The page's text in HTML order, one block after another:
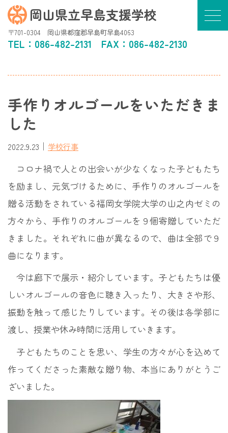
岡山県立早島支援学校
〒701-0304 岡山県都窪郡早島町早島4063
TEL： 086-482-2131 FAX：086-482-2130
手作りオルゴールをいただきま
した
2022.9.23 ｜ 学校行事
コロナ禍で人との出会いが少なくなった子どもたち
を励まし、元気づけるために、手作りのオルゴールを
贈る活動をされている福岡女学院大学の山之内ゼミの
方々から、手作りのオルゴールを９個寄贈していただ
きました。それぞれに曲が異なるので、曲は全部で９
曲になります。
今は廊下で展示・紹介しています。子どもたちは優
しいオルゴールの音色に聴き入ったり、大きさや形、
振動を触って感じたりしています。その後は各学部に
渡し、授業や休み時間に活用していきます。
子どもたちのことを思い、学生の方々が心を込めて
作ってくださった素敵な贈り物、本当にありがとうご
ざいました。